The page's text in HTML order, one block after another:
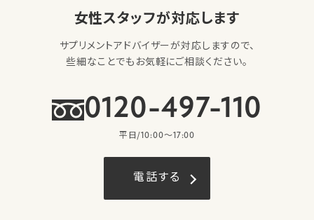
女性スタッフが対応します
サプリメントアドバイザーが対応しますので、
些細なことでもお気軽にご相談ください。
0120-497-110
平日/10:00〜17:00
電話する